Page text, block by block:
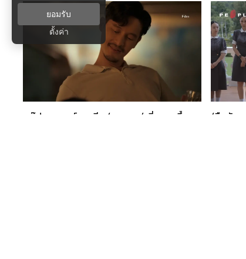
แก๊ป ธนเวทย์ : อดีต ‘พระรอง’ ที่ผงาดขึ้น
‘สืบสันดาน’ ฉากสะท้อนที่ทำใ
ยอมรับ
ตั้งค่า